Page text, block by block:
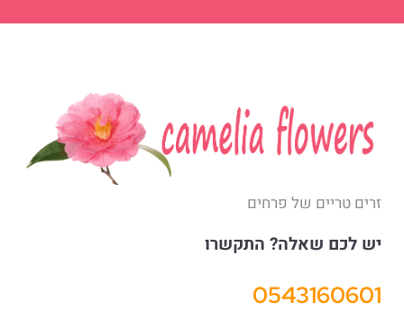
זרים טריים של פרחים
יש לכם שאלה? התקשרו
0543160601